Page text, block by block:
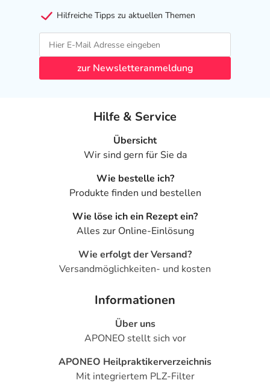
- Bauchschmerzen
- Entzündung der Bauchspeicheldrüse
- Mundtrockenheit
- Appetitsteigerung
- Appetitlosigkeit
- Schläfrigkeit
- Koordinationsstörung
- Störungen der unbewusssten Bewegungsabläufe mit
- Missempfindungen
- Sonderbare (paradoxe) Reaktionen, wie:
- Depressionen
Hilfreiche Tipps zu aktuellen Themen
zur Newsletteranmeldung
Hilfe & Service
Übersicht
Wir sind gern für Sie da
Wie bestelle ich?
Produkte finden und bestellen
Wie löse ich ein Rezept ein?
Alles zur Online-Einlösung
Wie erfolgt der Versand?
Versandmöglichkeiten- und kosten
Informationen
Über uns
APONEO stellt sich vor
APONEO Heilpraktikerverzeichnis
Mit integriertem PLZ-Filter